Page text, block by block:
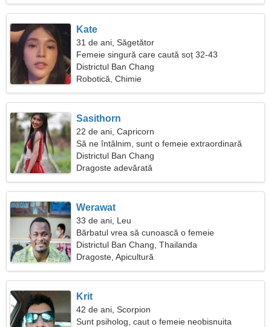
Kate
31 de ani, Săgetător
Femeie singură care caută soț 32-43
Districtul Ban Chang
Robotică, Chimie
Sasithorn
22 de ani, Capricorn
Să ne întâlnim, sunt o femeie extraordinară
Districtul Ban Chang
Dragoste adevărată
Werawat
33 de ani, Leu
Bărbatul vrea să cunoască o femeie
Districtul Ban Chang, Thailanda
Dragoste, Apicultură
Krit
42 de ani, Scorpion
Sunt psiholog, caut o femeie neobisnuita